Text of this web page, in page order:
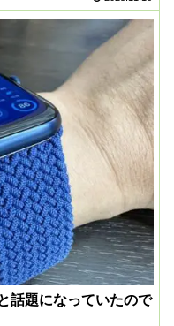
話題になっていたので